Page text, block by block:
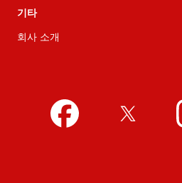
기타
회사 소개